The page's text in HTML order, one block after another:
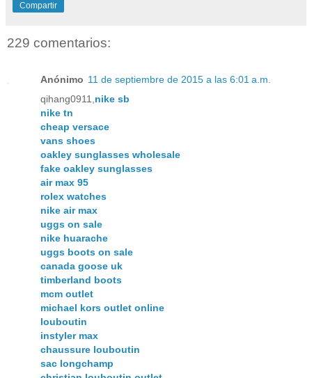
Compartir
229 comentarios:
Anónimo 11 de septiembre de 2015 a las 6:01 a.m.
qihang0911, nike sb
nike tn
cheap versace
vans shoes
oakley sunglasses wholesale
fake oakley sunglasses
air max 95
rolex watches
nike air max
uggs on sale
nike huarache
uggs boots on sale
canada goose uk
timberland boots
mcm outlet
michael kors outlet online
louboutin
instyler max
chaussure louboutin
sac longchamp